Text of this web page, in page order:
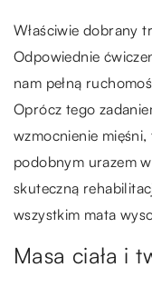
Właściwie dobrany
Odpowiednie
nam pełną
Oprócz tego
wzmocnienie
podobnym urazem
skuteczną
wszystkim mata
Masa ciała i